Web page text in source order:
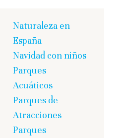
Naturaleza en
España
Navidad con niños
Parques
Acuáticos
Parques de
Atracciones
Parques